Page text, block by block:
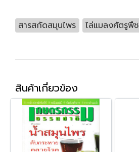
สารสกัดสมุนไพร ไล่แมลงศัตรูพืช
สินค้าเกี่ยวข้อง